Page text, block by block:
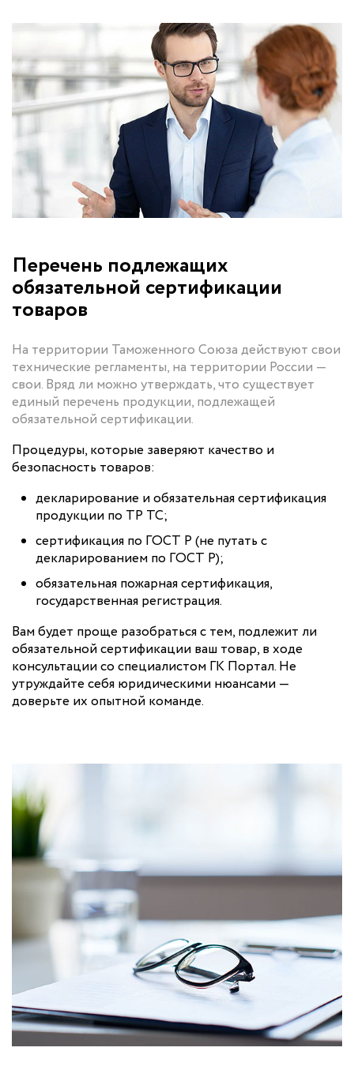
Перечень подлежащих
обязательной сертификации
товаров
На территории Таможенного Союза действуют свои
технические регламенты, на территории России —
свои. Вряд ли можно утверждать, что существует
единый перечень продукции, подлежащей
обязательной сертификации.
Процедуры, которые заверяют качество и
безопасность товаров:
декларирование и обязательная сертификация
продукции по ТР ТС;
сертификация по ГОСТ Р (не путать с
декларированием по ГОСТ Р);
обязательная пожарная сертификация,
государственная регистрация.
Вам будет проще разобраться с тем, подлежит ли
обязательной сертификации ваш товар, в ходе
консультации со специалистом ГК Портал. Не
утруждайте себя юридическими нюансами —
доверьте их опытной команде.